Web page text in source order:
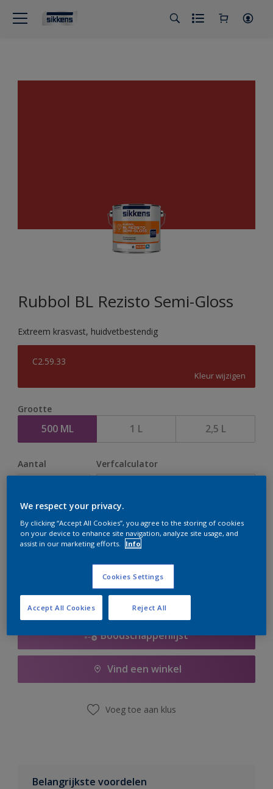
Rubbol BL Rezisto Semi-Gloss
Extreem krasvast, huidvetbestendig
C2.59.33
Kleur wijzigen
Grootte
500 ML 1 L 2,5 L
Aantal Verfcalculator
Op dit moment is het niet mogelijk dit product online
te bestellen. Houd de website in de gaten, we werken
Boodschappenlijst
Vind een winkel
Voeg toe aan klus
Belangrijkste voordelen
We respect your privacy.
By clicking “Accept All Cookies”, you agree to the storing of cookies
on your device to enhance site navigation, analyze site usage, and
assist in our marketing efforts.
Info
Cookies Settings
Reject All
Accept All Cookies